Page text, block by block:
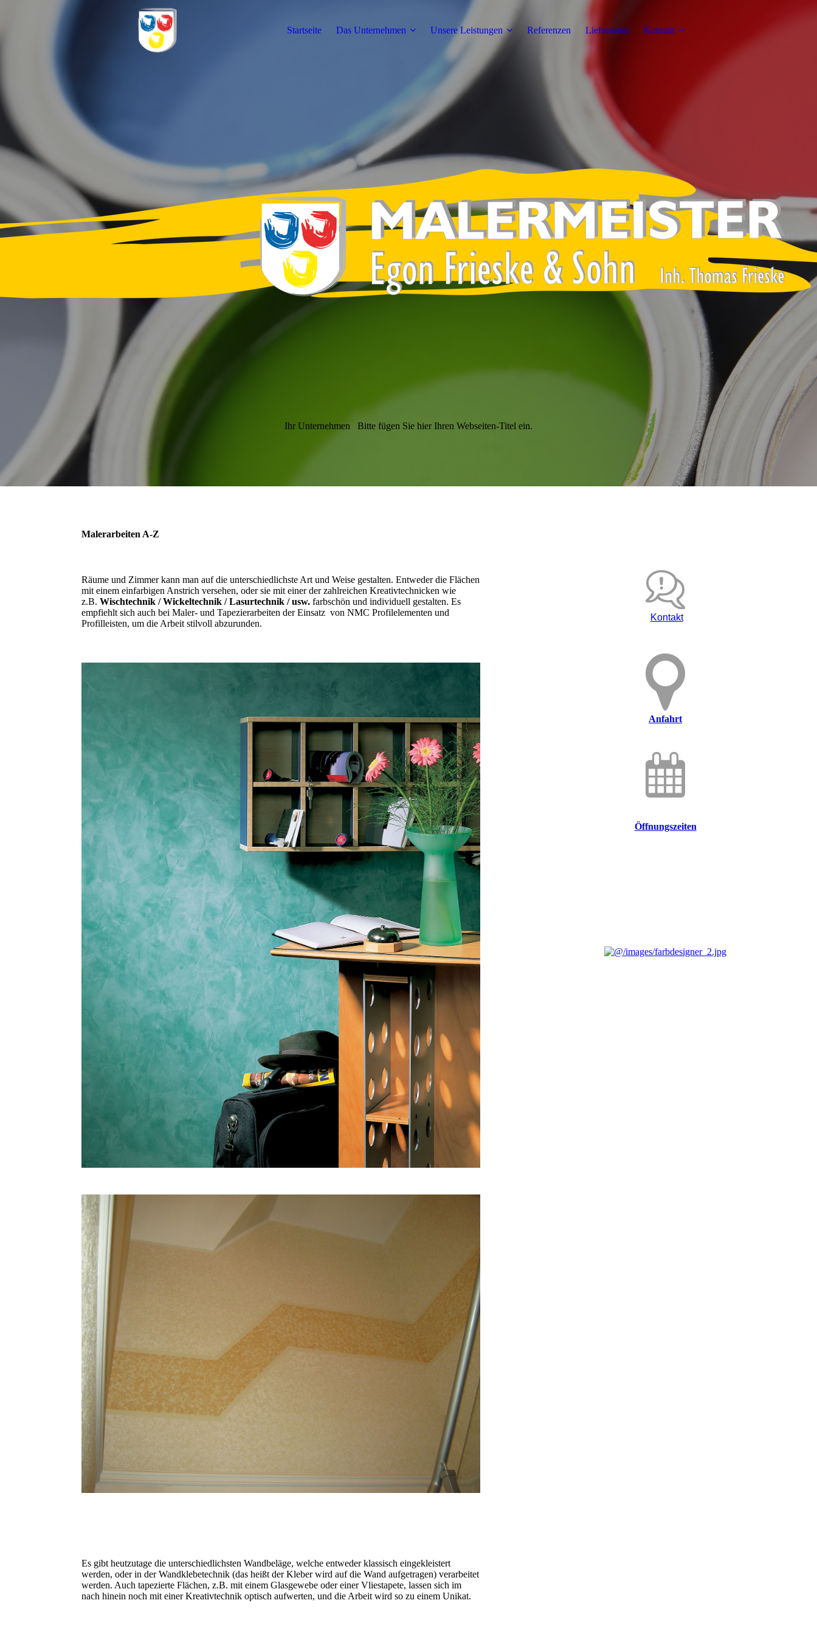
Startseite Das Unternehmen Unsere Leistungen Referenzen Lieferanten Kontakt
Ihr Unternehmen Bitte fügen Sie hier Ihren Webseiten-Titel ein.
Malerarbeiten A-Z
Räume und Zimmer kann man auf die unterschiedlichste Art und Weise gestalten. Entweder die Flächen
mit einem einfarbigen Anstrich versehen, oder sie mit einer der zahlreichen Kreativtechnicken wie
z.B.Wischtechnik / Wickeltechnik / Lasurtechnik / usw. farbschön und individuell gestalten. Es
empfiehlt sich auch bei Maler- und Tapezierarbeiten der Einsatz von NMC Profilelementen und
Profilleisten, um die Arbeit stilvoll abzurunden.
Es gibt heutzutage die unterschiedlichsten Wandbeläge, welche entweder klassisch eingekleistert
werden, oder in der Wandklebetechnik (das heißt der Kleber wird auf die Wand aufgetragen) verarbeitet
werden. Auch tapezierte Flächen, z.B. mit einem Glasgewebe oder einer Vliestapete, lassen sich im
nach hinein noch mit einer Kreativtechnik optisch aufwerten, und die Arbeit wird so zu einem Unikat.
Kontakt
Anfahrt
Öffnungszeiten